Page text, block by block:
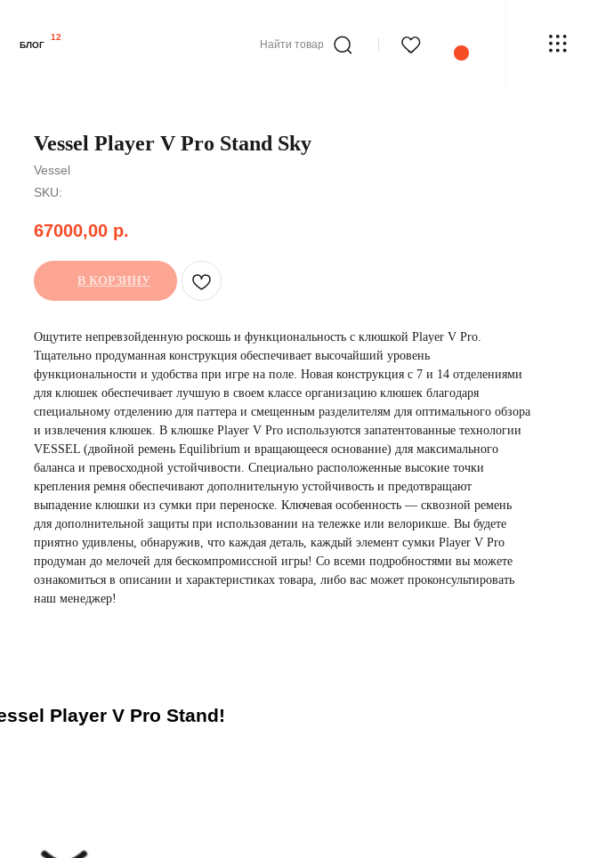
БЛОГ
12
Найти товар
Vessel Player V Pro Stand Sky
Vessel
SKU:
67000,00 р.
В КОРЗИНУ
Ощутите непревзойденную роскошь и функциональность с клюшкой Player V Pro.
Тщательно продуманная конструкция обеспечивает высочайший уровень
функциональности и удобства при игре на поле. Новая конструкция с 7 и 14 отделениями
для клюшек обеспечивает лучшую в своем классе организацию клюшек благодаря
специальному отделению для паттера и смещенным разделителям для оптимального обзора
и извлечения клюшек. В клюшке Player V Pro используются запатентованные технологии
VESSEL (двойной ремень Equilibrium и вращающееся основание) для максимального
баланса и превосходной устойчивости. Специально расположенные высокие точки
крепления ремня обеспечивают дополнительную устойчивость и предотвращают
выпадение клюшки из сумки при переноске. Ключевая особенность — сквозной ремень
для дополнительной защиты при использовании на тележке или велорикше. Вы будете
приятно удивлены, обнаружив, что каждая деталь, каждый элемент сумки Player V Pro
продуман до мелочей для бескомпромиссной игры! Со всеми подробностями вы можете
ознакомиться в описании и характеристиках товара, либо вас может проконсультировать
наш менеджер!
Player V Pro Stand!